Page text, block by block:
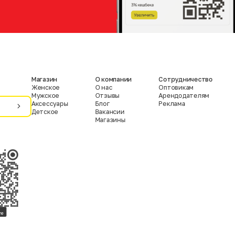
Магазин
Женское
Мужское
Аксессуары
Детское
О компании
О нас
Отзывы
Блог
Вакансии
Магазины
Сотрудничество
Оптовикам
Арендодателям
Реклама